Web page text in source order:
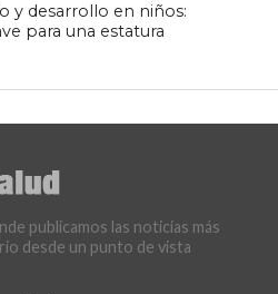
y desarrollo en niños:
para una estatura
publicamos las noticias más
desde un punto de vista